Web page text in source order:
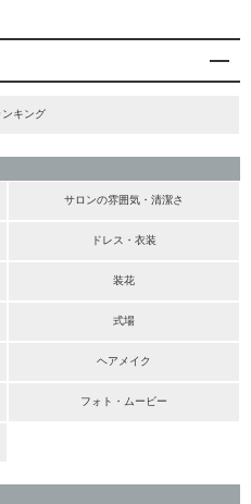
ンキング
サロンの雰囲気・清潔さ
ドレス・衣装
装花
式場
ヘアメイク
フォト・ムービー